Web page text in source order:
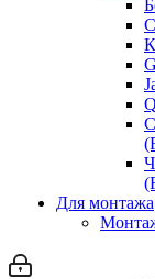
Для монтажа